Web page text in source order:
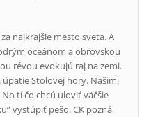
najkrajšie mesto sveta. A
oceánom a obrovskou
révou evokujú raj na zemi.
Stolovej hory. Našimi
tí čo chcú uloviť väčšie
vystúpiť pešo. CK pozná